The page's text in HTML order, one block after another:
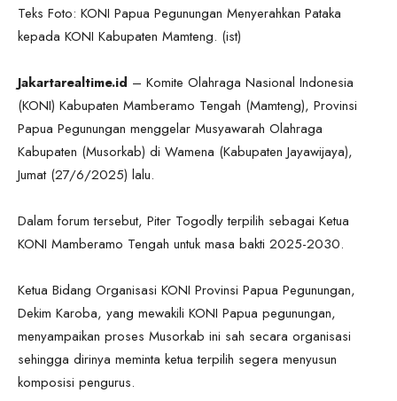
Teks Foto: KONI Papua Pegunungan Menyerahkan Pataka
kepada KONI Kabupaten Mamteng. (ist)
Jakartarealtime.id – Komite Olahraga Nasional Indonesia
(KONI) Kabupaten Mamberamo Tengah (Mamteng), Provinsi
Papua Pegunungan menggelar Musyawarah Olahraga
Kabupaten (Musorkab) di Wamena (Kabupaten Jayawijaya),
Jumat (27/6/2025) lalu.
Dalam forum tersebut, Piter Togodly terpilih sebagai Ketua
KONI Mamberamo Tengah untuk masa bakti 2025-2030.
Ketua Bidang Organisasi KONI Provinsi Papua Pegunungan,
Dekim Karoba, yang mewakili KONI Papua pegunungan,
menyampaikan proses Musorkab ini sah secara organisasi
sehingga dirinya meminta ketua terpilih segera menyusun
komposisi pengurus.